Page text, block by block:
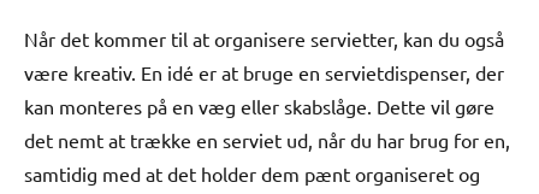
Når det kommer til at organisere servietter, kan du også
være kreativ. En idé er at bruge en servietdispenser, der
kan monteres på en væg eller skabslåge. Dette vil gøre
det nemt at trække en serviet ud, når du har brug for en,
samtidig med at det holder dem pænt organiseret og